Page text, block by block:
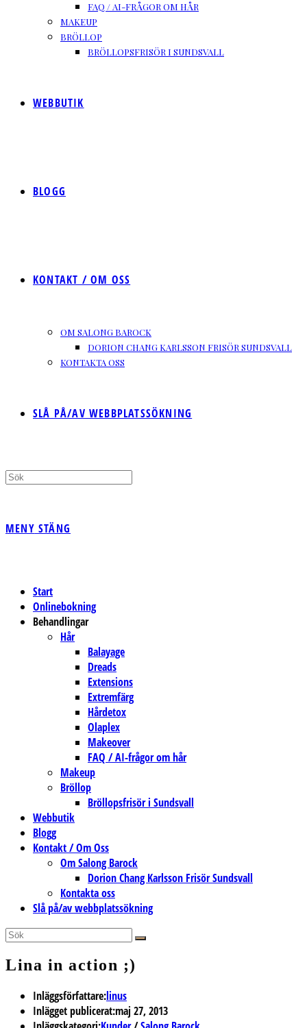
FAQ / AI-FRÅGOR OM HÅR
MAKEUP
BRÖLLOP
BRÖLLOPSFRISÖR I SUNDSVALL
WEBBUTIK
BLOGG
KONTAKT / OM OSS
OM SALONG BAROCK
DORION CHANG KARLSSON FRISÖR SUNDSVALL
KONTAKTA OSS
SLÅ PÅ/AV WEBBPLATSSÖKNING
MENY STÄNG
Start
Onlinebokning
Behandlingar
Hår
Balayage
Dreads
Extensions
Extremfärg
Hårdetox
Olaplex
Makeover
FAQ / AI-frågor om hår
Makeup
Bröllop
Bröllopsfrisör i Sundsvall
Webbutik
Blogg
Kontakt / Om Oss
Om Salong Barock
Dorion Chang Karlsson Frisör Sundsvall
Kontakta oss
Slå på/av webbplatssökning
Lina in action ;)
Inläggsförfattare:linus
Inlägget publicerat:maj 27, 2013